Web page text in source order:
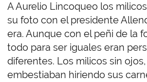
A Aurelio Lincoqueo los
su foto con el presidente
era. Aunque con el peñi de la
todo para ser iguales eran
diferentes. Los milicos sin
embestiaban hiriendo sus